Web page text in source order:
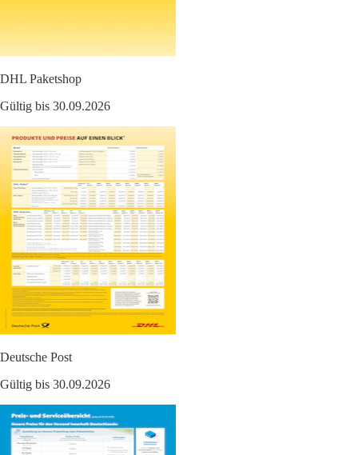
DHL Paketshop
Gültig bis 30.09.2026
Deutsche Post
Gültig bis 30.09.2026